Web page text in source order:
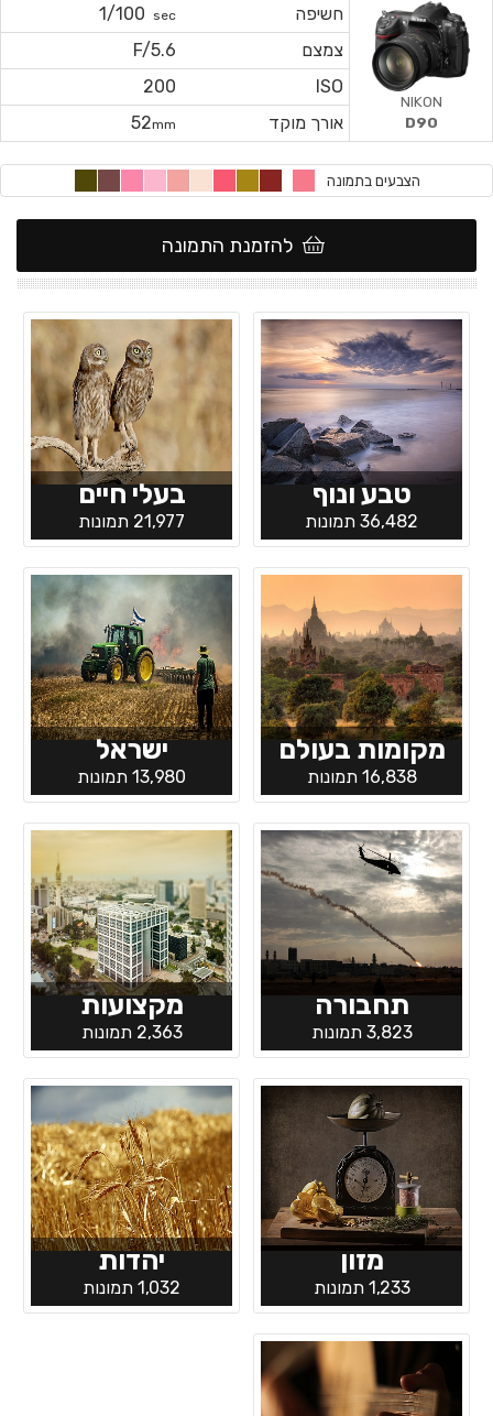
חשיפה sec
1/100
צמצם
F/5.6
ISO
200
אורך מוקד
52mm
NIKON
D90
הצבעים בתמונה
להזמנת התמונה
טבע ונוף
36,482 תמונות
בעלי חיים
21,977 תמונות
מקומות בעולם
16,838 תמונות
ישראל
13,980 תמונות
תחבורה
3,823 תמונות
מקצועות
2,363 תמונות
מזון
1,233 תמונות
יהדות
1,032 תמונות